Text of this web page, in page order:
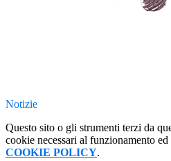
Notizie
Questo sito o gli strumenti terzi da
cookie necessari al funzionamento
COOKIE POLICY.